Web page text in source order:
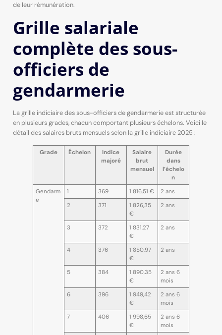
de leur rémunération.
Grille salariale
complète des sous-
officiers de
gendarmerie
La grille indiciaire des sous-officiers de gendarmerie est structurée
en plusieurs grades, chacun comportant plusieurs échelons. Voici le
détail des salaires bruts mensuels selon la grille indiciaire 2025 :
Grade Échelon
Indice
majoré
Salaire
brut
mensuel
Durée
dans
l’échelo
n
Gendarm
e
1 369 1 816,51 €
2 ans
2
371
1 826,35
€
2 ans
3 372
1 831,27
€
2 ans
4 376
1 850,97
€
2 ans
5 384
1 890,35
€
2 ans 6
mois
6
396
1 949,42
€
2 ans 6
mois
7
406
1 998,65
€
2 ans 6
mois